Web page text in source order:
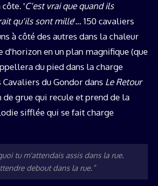
côte. 'C'est vrai que quand ils
qu'ils sont mille'… 150 cavaliers
à côté des autres dans la chaleur
d'horizon en un plan magnifique (que
du pied dans la charge
Cavaliers du Gondor dans Le Retour
de grue qui recule et prend de la
sifflée qui se fait charge
tu m'attendais assis dans la rue.
debout dans la rue.”